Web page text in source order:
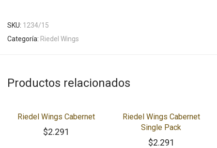
SKU: 1234/15
Categoría: Riedel Wings
Productos relacionados
Riedel Wings Cabernet
$2.291
Riedel Wings Cabernet
Single Pack
$2.291